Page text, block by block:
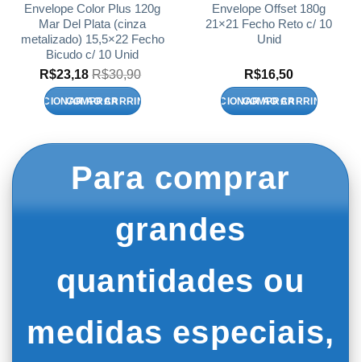
Envelope Color Plus 120g
Mar Del Plata (cinza
metalizado) 15,5×22 Fecho
Bicudo c/ 10 Unid
R$23,18 R$30,90
ADICIONAR AO CARRINHO
Envelope Offset 180g
21×21 Fecho Reto c/ 10
Unid
R$16,50
ADICIONAR AO CARRINHO
Para comprar
grandes
quantidades ou
medidas especiais,